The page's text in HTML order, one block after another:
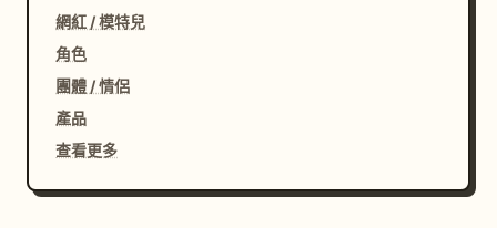
網紅 / 模特兒
角色
團體 / 情侶
產品
查看更多